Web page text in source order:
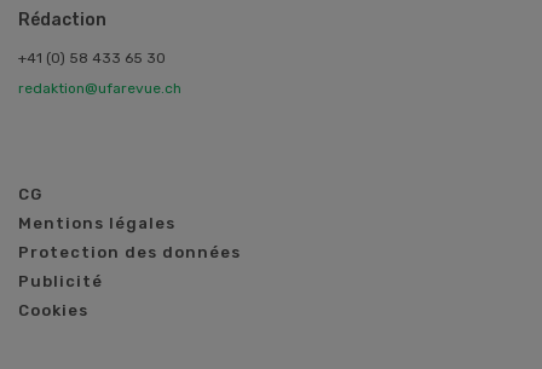
Rédaction
+41 (0) 58 433 65 30
redaktion@ufarevue.ch
CG
Mentions légales
Protection des données
Publicité
Cookies